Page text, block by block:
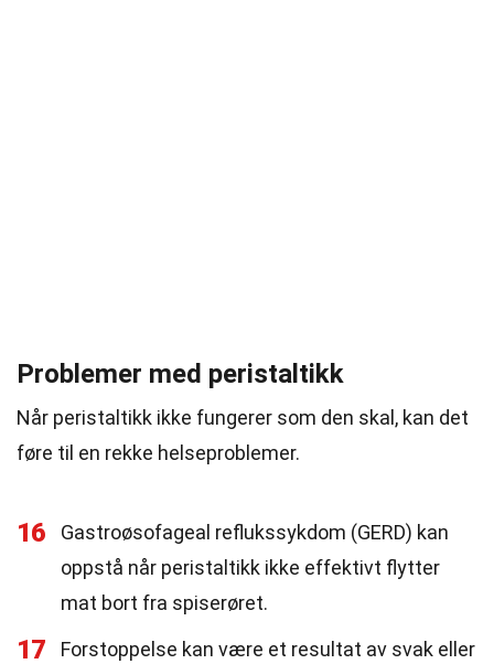
Problemer med peristaltikk
Når peristaltikk ikke fungerer som den skal, kan det
føre til en rekke helseproblemer.
16
Gastroøsofageal reflukssykdom (GERD) kan
oppstå når peristaltikk ikke effektivt flytter
mat bort fra spiserøret.
17
Forstoppelse kan være et resultat av svak eller